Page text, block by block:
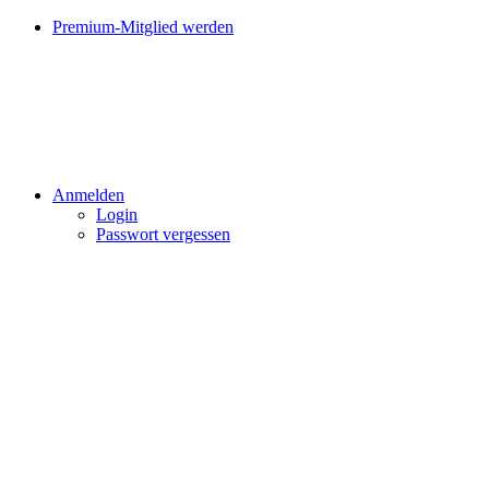
Premium-Mitglied werden
Anmelden
Login
Passwort vergessen